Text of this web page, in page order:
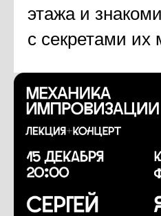
этажа и
с секретами их